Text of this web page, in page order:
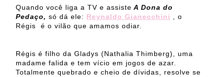
Quando você liga a TV e assiste A Dona do
Pedaço, só dá ele: Reynaldo Gianecchini , o
Régis é o vilão que amamos odiar.
Régis é filho da Gladys (Nathalia Thimberg), uma
madame falida e tem vício em jogos de azar.
Totalmente quebrado e cheio de dívidas, resolve se